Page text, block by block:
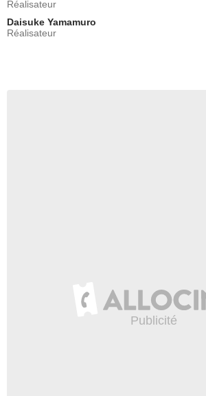
Réalisateur
Daisuke Yamamuro
Réalisateur